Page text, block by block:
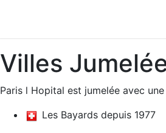
Villes
Paris l Hopital est jumelée avec
Les Bayards depuis 1977